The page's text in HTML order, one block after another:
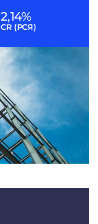
2,14%
CR (РСЯ)